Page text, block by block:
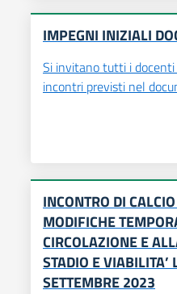
IMPEGNI INIZIALI
Si invitano tutti i
incontri previsti nel
INCONTRO DI
MODIFICHE
CIRCOLAZIONE E
STADIO E
SETTEMBRE 2023